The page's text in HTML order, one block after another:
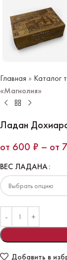
Главная » Каталог
«Магнолия»
Ладан
600 ₽ –
ВЕС ЛАДАНА
Добавить в